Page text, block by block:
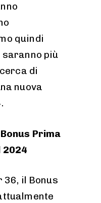
quindi
più
di
nuova
Prima
2024
36, il Bonus